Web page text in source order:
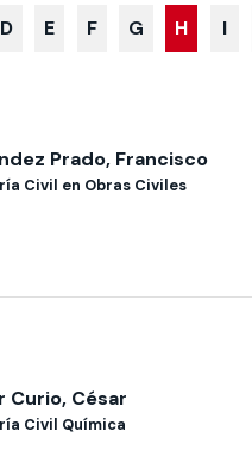
Noticias estudiantiles
D E F G H I
Prado, Francisco
Civil en Obras Civiles
Curio, César
Civil Química